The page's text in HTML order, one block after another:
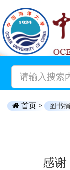
首页 > 图书
感谢